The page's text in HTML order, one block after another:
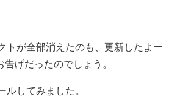
トが全部消えたのも、更新したよー
げだったのでしょう。
ルしてみました。